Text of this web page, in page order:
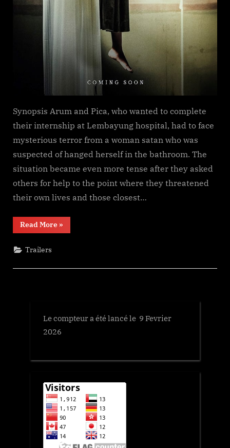
Synopsis Arum and Pica, who wanted to complete
their internship at Lembayung hospital, had to face
mysterious terror from a woman satan who was
suspected of hanged herself in the bathroom. The
situation became even more tense after they asked
others for help to the point where they threatened
their own lives and those closest…
Read More“Lembayung”
»
Trailers
Le compteur a été lancé le 9 Fevrier
2026